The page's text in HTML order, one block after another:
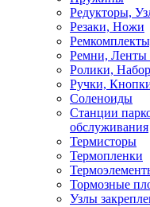
Редукторы,
Резаки, Ножи
Ремни, Ленты
Ролики,
Ручки,
Соленоиды
Станции
обслуживания
Термисторы
Термопленки
Тормозные
Узлы